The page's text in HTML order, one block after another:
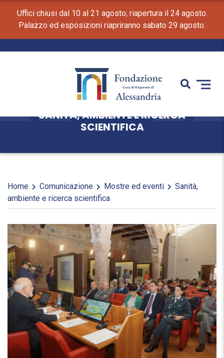
Uffici chiusi dal 10 al 21 agosto; riapertura il 24 agosto.
Palazzo ed esposizioni riapriranno sabato 29 agosto.
SANITÀ, AMBIENTE E RICERCA
SCIENTIFICA
Home Comunicazione Mostre ed eventi
Sanità,
ambiente e ricerca scientifica